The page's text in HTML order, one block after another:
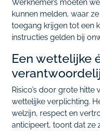
Werknemers moeten
kunnen melden, waar
toegang krijgen tot een
instructies gelden bij
Een wettelijke
Risico’s door grote
wettelijke verplichting.
welzijn, respect en
anticipeert, toont dat ze